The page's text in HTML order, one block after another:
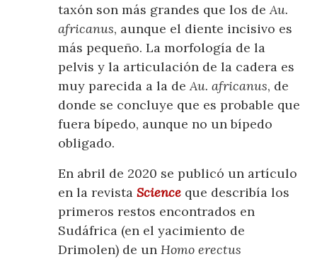
taxón son más grandes que los deAu.
africanus, aunque el diente incisivo es
más pequeño. La morfología de la
pelvis y la articulación de la cadera es
muy parecida a la deAu. africanus, de
donde se concluye que es probable que
fuera bípedo, aunque no un bípedo
obligado.
En abril de 2020 se publicó un artículo
en la revistaScience que describía los
primeros restos encontrados en
Sudáfrica (en el yacimiento de
Drimolen) de unHomo erectus